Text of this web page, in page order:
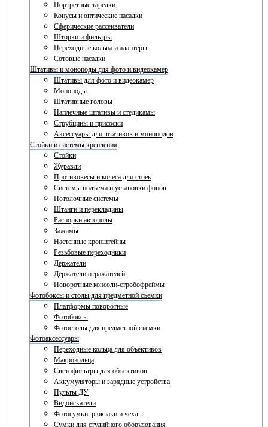
Портретные тарелки
Конусы и оптические насадки
Сферические рассеиватели
Шторки и фильтры
Переходные кольца и адаптеры
Сотовые насадки
Штативы и моноподы для фото и видеокамер
Штативы для фото и видеокамер
Моноподы
Штативные головы
Наплечные штативы и стедикамы
Струбцины и присоски
Аксессуары для штативов и моноподов
Стойки и системы крепления
Стойки
Журавли
Противовесы и колеса для стоек
Системы подъема и установки фонов
Потолочные системы
Штанги и перекладины
Распорки автополы
Зажимы
Настенные кронштейны
Резьбовые переходники
Держатели
Держатели отражателей
Поворотные консоли-стробофреймы
Фотобоксы и столы для предметной съемки
Платформы поворотные
Фотобоксы
Фотостолы для предметной съемки
Фотоаксессуары
Переходные кольца для объективов
Макрокольца
Светофильтры для объективов
Аккумуляторы и зарядные устройства
Пульты ДУ
Видоискатели
Фотосумки, рюкзаки и чехлы
Сумки для студийного оборудования